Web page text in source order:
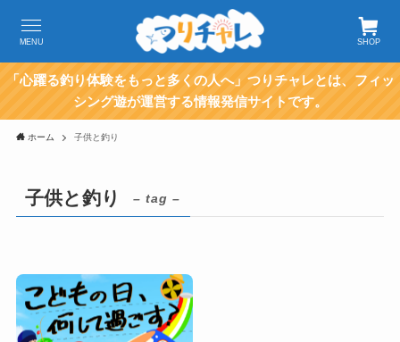
SHOP
MENU
「心躍る釣り体験をもっと多くの人へ」つりチャレとは、フィッ
シング遊が運営する情報発信サイトです。
ホーム 子供と釣り
子供と釣り – tag –